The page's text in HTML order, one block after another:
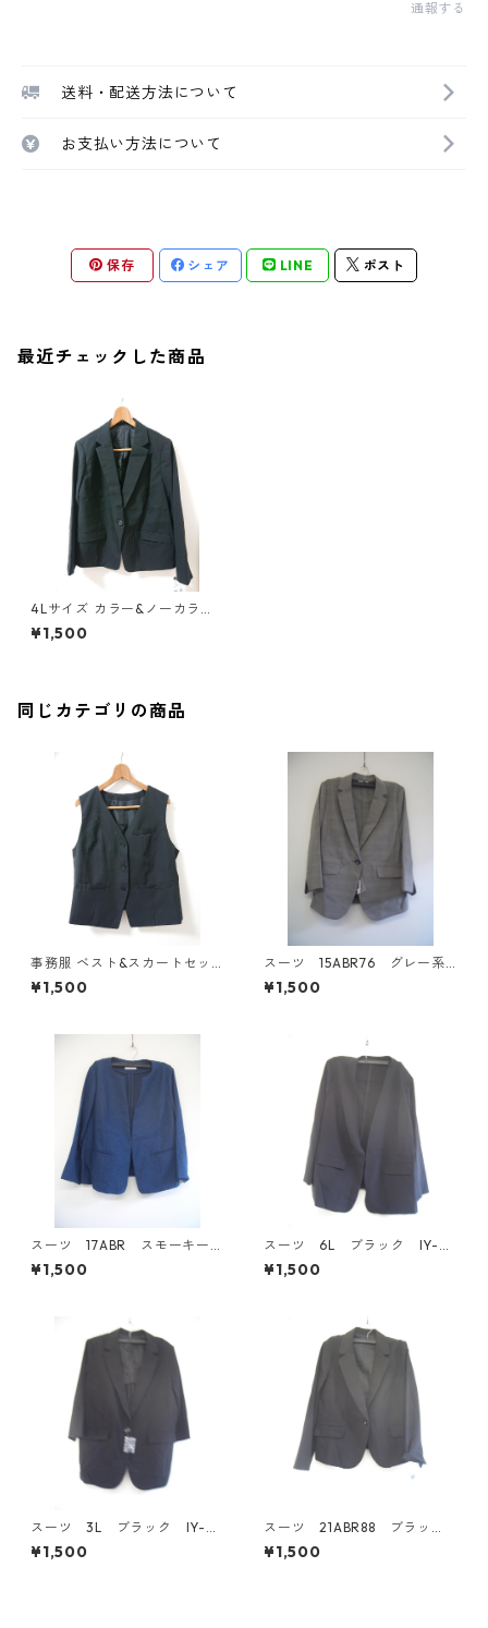
通報する
送料・配送方法について
お支払い方法について
保存 シェア LINE ポスト
最近チェックした商品
4Lサイズ カラー&ノーカラー
ジャケット、スカート スーツ
セット ブラック ◆KIY-1295◆
¥1,500
同じカテゴリの商品
事務服 ベスト&スカートセッ
ト 3L ブラック ◆KIY-1299◆
¥1,500
スーツ 15ABR76 グレー系
チェック IY-4533
¥1,500
スーツ 17ABR スモーキーブ
ルー IY-4530
¥1,500
スーツ 6L ブラック IY-45
29
¥1,500
スーツ 3L ブラック IY-45
28
¥1,500
スーツ 21ABR88 ブラッ
ク IY-4527
¥1,500